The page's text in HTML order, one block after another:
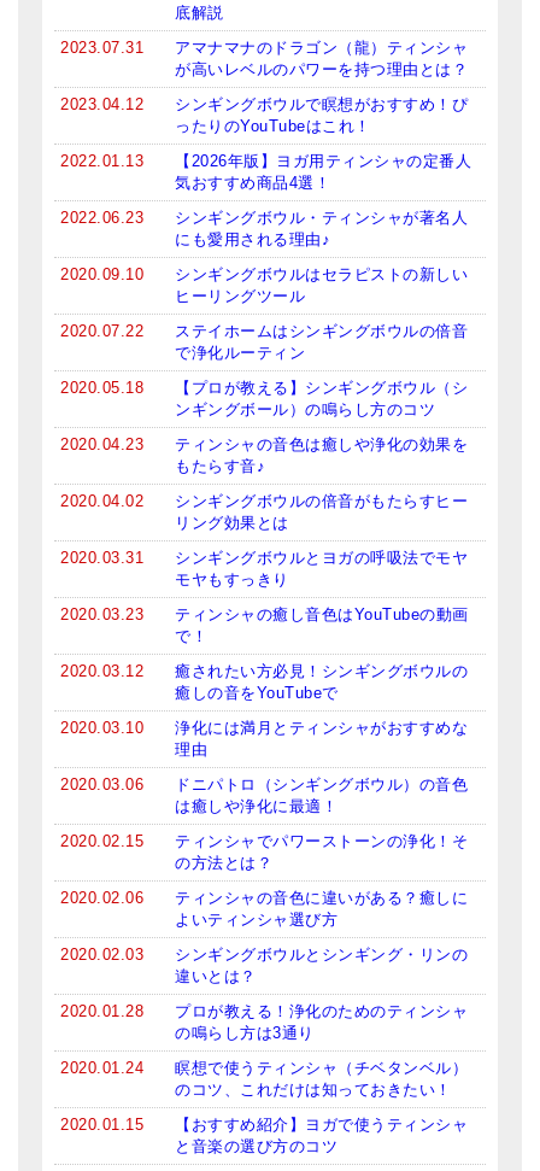
底解説
2023.07.31
アマナマナのドラゴン（龍）ティンシャ
が高いレベルのパワーを持つ理由とは？
2023.04.12
シンギングボウルで瞑想がおすすめ！ぴ
ったりのYouTubeはこれ！
2022.01.13
【2026年版】ヨガ用ティンシャの定番人
気おすすめ商品4選！
2022.06.23
シンギングボウル・ティンシャが著名人
にも愛用される理由♪
2020.09.10
シンギングボウルはセラピストの新しい
ヒーリングツール
2020.07.22
ステイホームはシンギングボウルの倍音
で浄化ルーティン
2020.05.18
【プロが教える】シンギングボウル（シ
ンギングボール）の鳴らし方のコツ
2020.04.23
ティンシャの音色は癒しや浄化の効果を
もたらす音♪
2020.04.02
シンギングボウルの倍音がもたらすヒー
リング効果とは
2020.03.31
シンギングボウルとヨガの呼吸法でモヤ
モヤもすっきり
2020.03.23
ティンシャの癒し音色はYouTubeの動画
で！
2020.03.12
癒されたい方必見！シンギングボウルの
癒しの音をYouTubeで
2020.03.10
浄化には満月とティンシャがおすすめな
理由
2020.03.06
ドニパトロ（シンギングボウル）の音色
は癒しや浄化に最適！
2020.02.15
ティンシャでパワーストーンの浄化！そ
の方法とは？
2020.02.06
ティンシャの音色に違いがある？癒しに
よいティンシャ選び方
2020.02.03
シンギングボウルとシンギング・リンの
違いとは？
2020.01.28
プロが教える！浄化のためのティンシャ
の鳴らし方は3通り
2020.01.24
瞑想で使うティンシャ（チベタンベル）
のコツ、これだけは知っておきたい！
2020.01.15
【おすすめ紹介】ヨガで使うティンシャ
と音楽の選び方のコツ